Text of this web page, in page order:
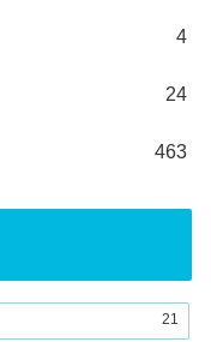
4
24
463
21